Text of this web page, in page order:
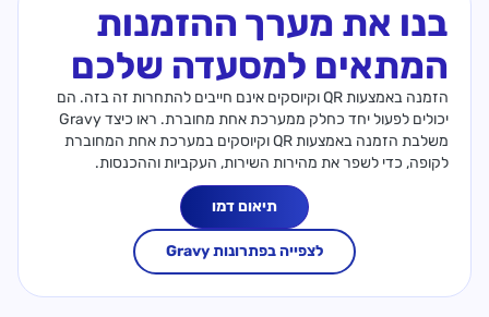
בנו את מערך ההזמנות
המתאים למסעדה שלכם
הזמנה באמצעות QR וקיוסקים אינם חייבים להתחרות זה בזה. הם
יכולים לפעול יחד כחלק ממערכת אחת מחוברת. ראו כיצד Gravy
משלבת הזמנה באמצעות QR וקיוסקים במערכת אחת המחוברת
לקופה, כדי לשפר את מהירות השירות, העקביות וההכנסות.
תיאום דמו
לצפייה בפתרונות Gravy